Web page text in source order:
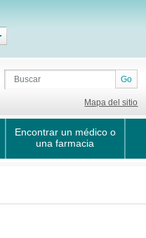
Go
Mapa del sitio
Encontrar un médico o
una farmacia